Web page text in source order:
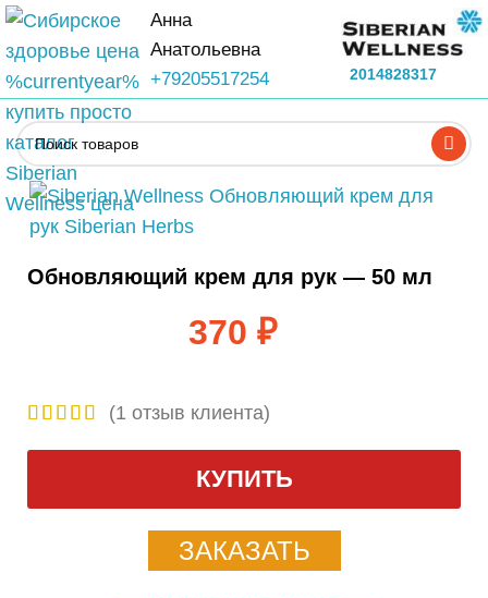
Анна
Анатольевна
+79205517254
2014828317
Обновляющий крем для рук — 50 мл
370 ₽
(1 отзыв клиента)
КУПИТЬ
ЗАКАЗАТЬ